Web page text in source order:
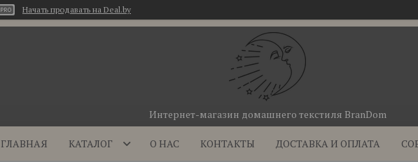
Начать продавать на Deal.by
Интернет-магазин домашнего текстиля BranDom
ГЛАВНАЯ КАТАЛОГ О НАС КОНТАКТЫ ДОСТАВКА И ОПЛАТА